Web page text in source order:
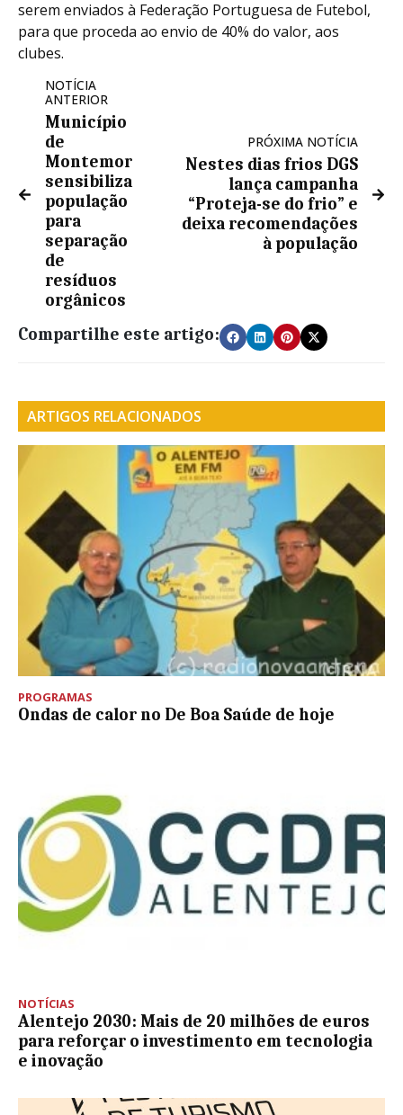
serem enviados à Federação Portuguesa de Futebol,
para que proceda ao envio de 40% do valor, aos
clubes.
NOTÍCIA
ANTERIOR
Município
de
Montemor
sensibiliza
população
para
separação
de
resíduos
orgânicos
PRÓXIMA NOTÍCIA
Nestes dias frios DGS
lança campanha
“Proteja-se do frio” e
deixa recomendações
à população
Compartilhe este artigo:
ARTIGOS RELACIONADOS
PROGRAMAS
Ondas de calor no De Boa Saúde de hoje
NOTÍCIAS
Alentejo 2030: Mais de 20 milhões de euros
para reforçar o investimento em tecnologia
e inovação